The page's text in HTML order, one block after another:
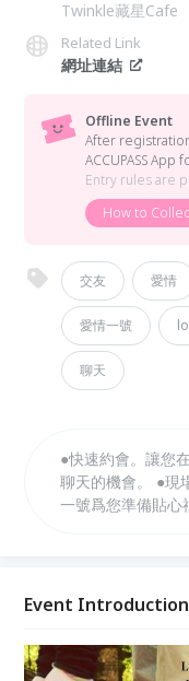
Twinkle藏星Cafe
Related Link
網址連結
Offline Event
After
ACCUPASS App
Entry rules are
How to
交友 愛情
愛情一號
聊天
●快速約會。讓您
聊天的機會。 ●現
一號爲您準備貼
Event Introduction